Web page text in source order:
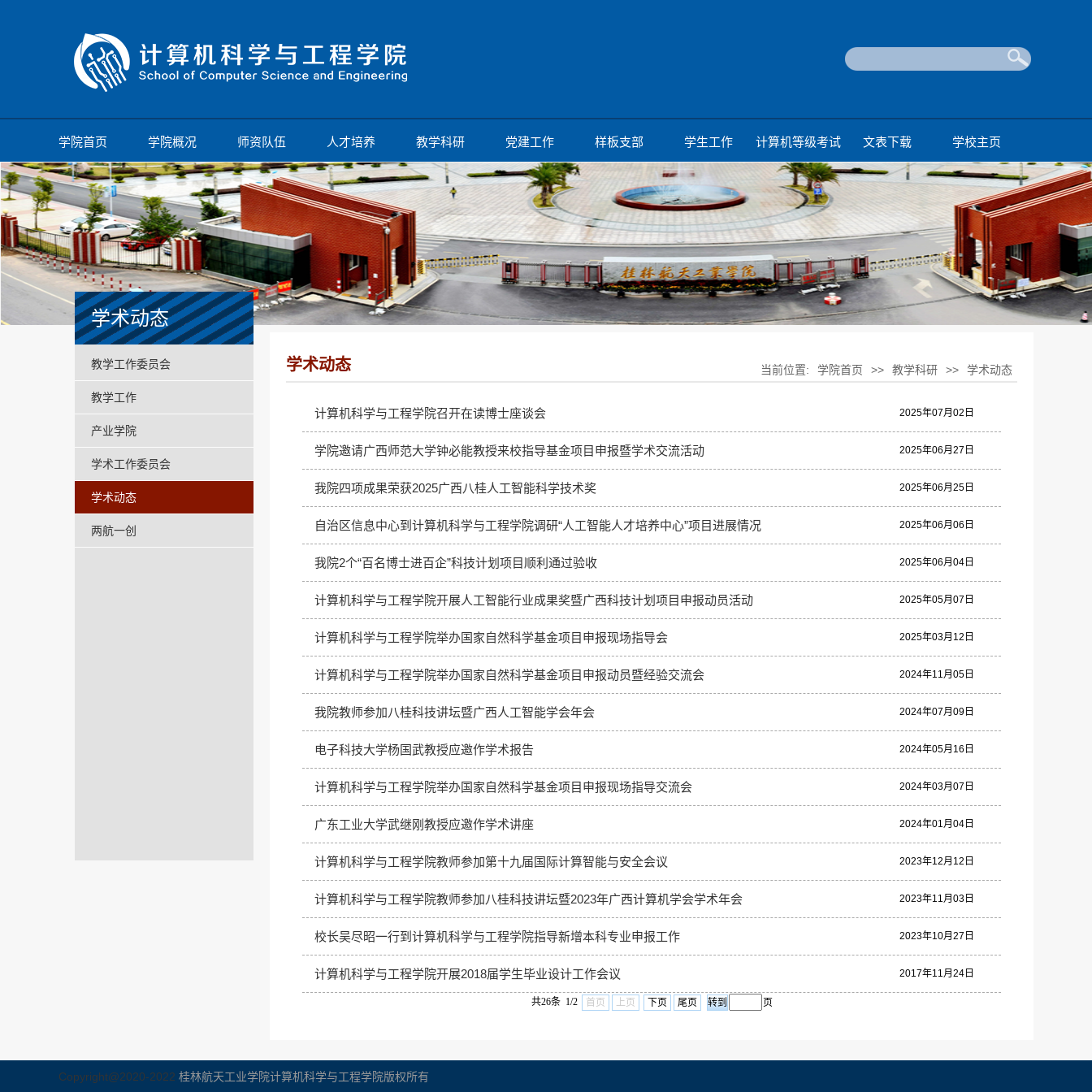
学院首页 学院概况 师资队伍 人才培养 教学科研 党建工作 样板支部 学生工作 计算机等级考试 文表下载 学校主页
学术动态
教学工作委员会
教学工作
产业学院
学术工作委员会
学术动态
两航一创
学术动态 当前位置: 学院首页 >> 教学科研 >> 学术动态
计算机科学与工程学院召开在读博士座谈会 2025年07月02日
学院邀请广西师范大学钟必能教授来校指导基金项目申报暨学术交流活动 2025年06月27日
我院四项成果荣获2025广西八桂人工智能科学技术奖 2025年06月25日
自治区信息中心到计算机科学与工程学院调研“人工智能人才培养中心”项目进展情况 2025年06月06日
我院2个“百名博士进百企”科技计划项目顺利通过验收 2025年06月04日
计算机科学与工程学院开展人工智能行业成果奖暨广西科技计划项目申报动员活动 2025年05月07日
计算机科学与工程学院举办国家自然科学基金项目申报现场指导会 2025年03月12日
计算机科学与工程学院举办国家自然科学基金项目申报动员暨经验交流会 2024年11月05日
我院教师参加八桂科技讲坛暨广西人工智能学会年会 2024年07月09日
电子科技大学杨国武教授应邀作学术报告 2024年05月16日
计算机科学与工程学院举办国家自然科学基金项目申报现场指导交流会 2024年03月07日
广东工业大学武继刚教授应邀作学术讲座 2024年01月04日
计算机科学与工程学院教师参加第十九届国际计算智能与安全会议 2023年12月12日
计算机科学与工程学院教师参加八桂科技讲坛暨2023年广西计算机学会学术年会 2023年11月03日
校长吴尽昭一行到计算机科学与工程学院指导新增本科专业申报工作 2023年10月27日
计算机科学与工程学院开展2018届学生毕业设计工作会议 2017年11月24日
共26条 1/2 首页 上页 下页 尾页 页
Copyright@2020-2022 桂林航天工业学院计算机科学与工程学院版权所有